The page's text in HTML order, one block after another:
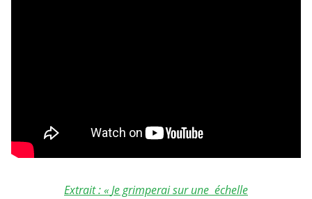
Extrait : «Je grimperai sur une échelle